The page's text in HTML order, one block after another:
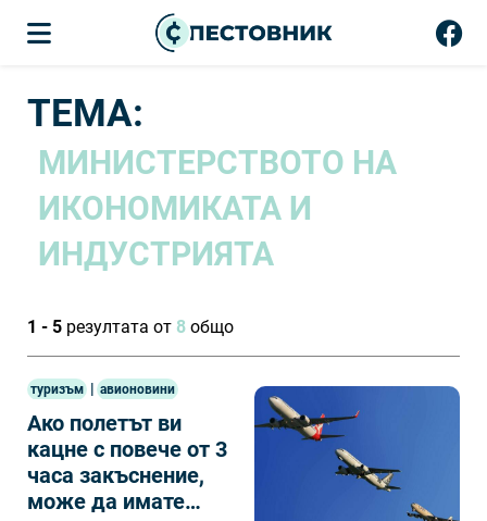
ТЕМА:
МИНИСТЕРСТВОТО НА
ИКОНОМИКАТА И
ИНДУСТРИЯТА
1 - 5 резултата от 8 общо
туризъм | авионовини
Ако полетът ви
кацне с повече от 3
часа закъснение,
може да имате